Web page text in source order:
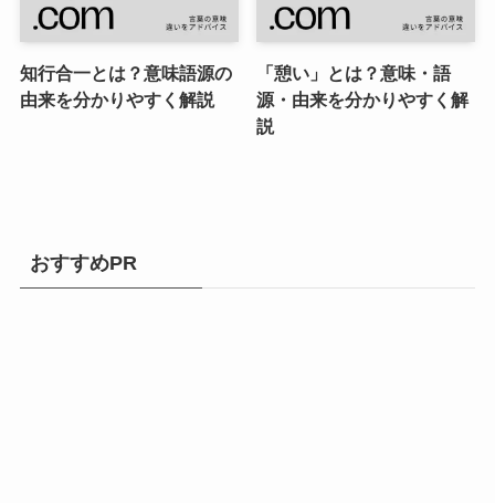
知行合一とは？意味語源の
由来を分かりやすく解説
「憩い」とは？意味・語
源・由来を分かりやすく解
説
おすすめPR